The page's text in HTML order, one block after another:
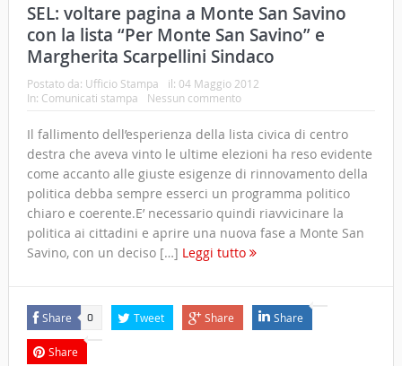
SEL: voltare pagina a Monte San Savino
con la lista “Per Monte San Savino” e
Margherita Scarpellini Sindaco
Postato da: Ufficio Stampa il: 04 Maggio 2012
In: Comunicati stampa Nessun commento
Il fallimento dell’esperienza della lista civica di centro
destra che aveva vinto le ultime elezioni ha reso evidente
come accanto alle giuste esigenze di rinnovamento della
politica debba sempre esserci un programma politico
chiaro e coerente.E’ necessario quindi riavvicinare la
politica ai cittadini e aprire una nuova fase a Monte San
Savino, con un deciso […] Leggi tutto
Share 0 Tweet Share Share
Share